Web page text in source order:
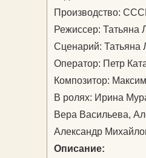
Производство:
Режиссер:
Сценарий:
Оператор: Петр
Композитор:
В ролях: Ирина
Вера Васильева,
Александр
Описание: